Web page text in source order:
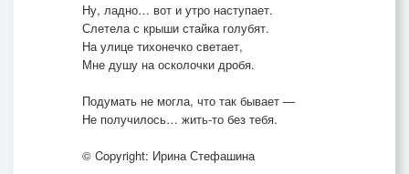
Ну, ладно… вот и утро наступает.
Слетела с крыши стайка голубят.
На улице тихонечко светает,
Мне душу на осколочки дробя.
Подумать не могла, что так бывает —
Не получилось… жить-то без тебя.
© Copyright: Ирина Стефашина